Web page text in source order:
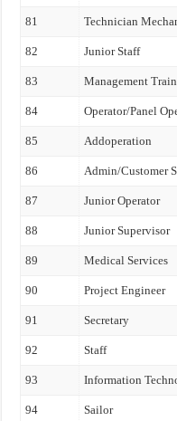
81 Technician
82 Junior Staff
83 Management
84 Operator/Panel
85 Addoperation
86 Admin/Customer
87 Junior Operator
88 Junior Supervisor
89 Medical Services
90 Project Engineer
91 Secretary
92 Staff
93 Information
94 Sailor